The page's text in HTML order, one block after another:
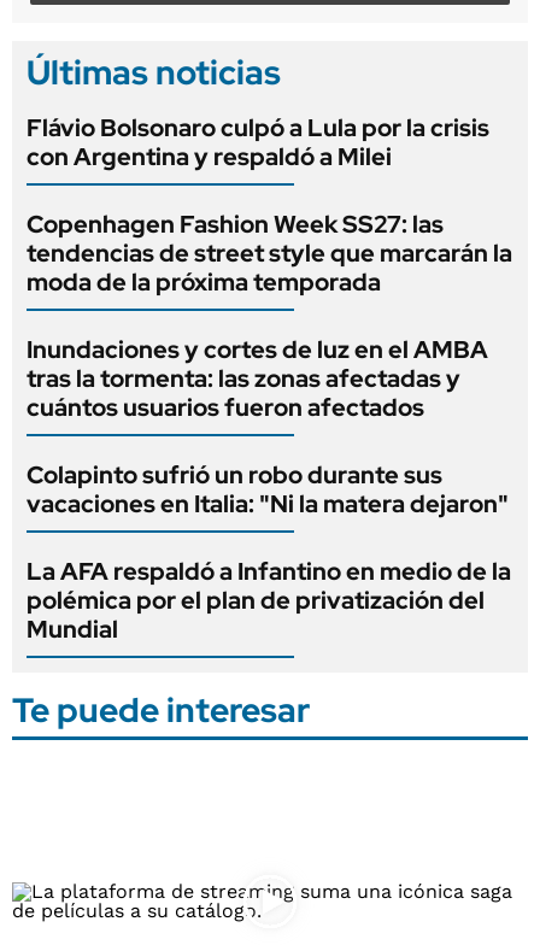
Últimas noticias
Flávio Bolsonaro culpó a Lula por la crisis
con Argentina y respaldó a Milei
Copenhagen Fashion Week SS27: las
tendencias de street style que marcarán la
moda de la próxima temporada
Inundaciones y cortes de luz en el AMBA
tras la tormenta: las zonas afectadas y
cuántos usuarios fueron afectados
Colapinto sufrió un robo durante sus
vacaciones en Italia: "Ni la matera dejaron"
La AFA respaldó a Infantino en medio de la
polémica por el plan de privatización del
Mundial
Te puede interesar